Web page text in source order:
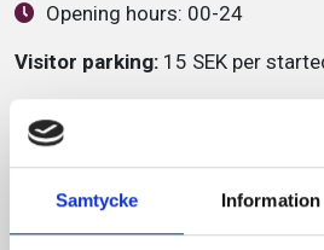
Samtycke Information
Opening hours: 00-24
Visitor parking: 15 SEK per
Service